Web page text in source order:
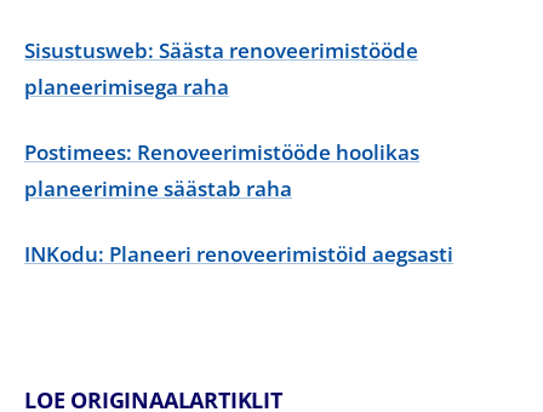
Sisustusweb: Säästa renoveerimistööde
planeerimisega raha
Postimees: Renoveerimistööde hoolikas
planeerimine säästab raha
INKodu: Planeeri renoveerimistöid aegsasti
LOE ORIGINAALARTIKLIT